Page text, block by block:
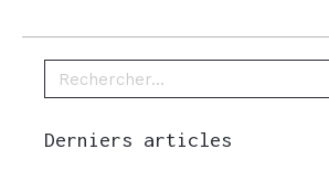
Rechercher
Derniers articles